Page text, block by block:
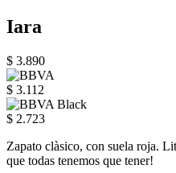
Iara
$ 3.890
$ 3.112
$ 2.723
Zapato clàsico, con suela roja.
que todas tenemos que tener!